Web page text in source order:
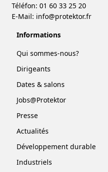
Téléfon: 01 60 33 25 20
E-Mail: info@protektor.fr
Informations
Qui sommes-nous?
Dirigeants
Dates & salons
Jobs@Protektor
Presse
Actualités
Développement durable
Industriels